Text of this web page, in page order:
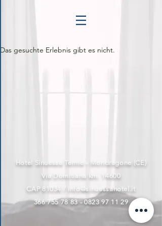
Das gesuchte Erlebnis gibt es nicht.
Hotel Sinuessa Terme - Mondragone (CE)
Via Domitiana km. 14600
CAP 81034 / info@sinuessahotel.it
366 755 78 83 - 0823 97 11 29